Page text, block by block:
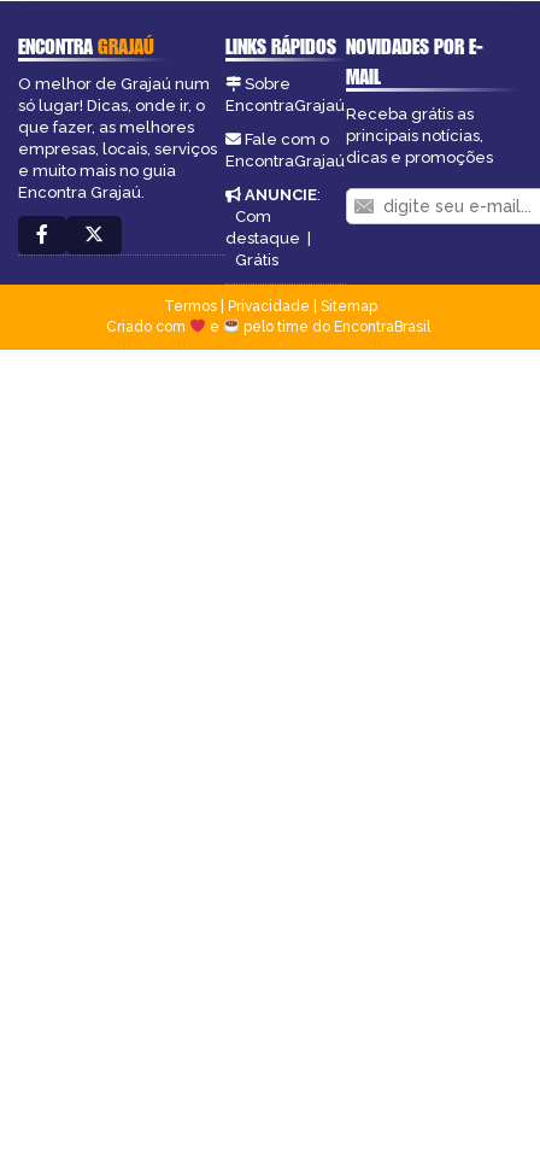
ENCONTRAGRAJAÚ
O melhor de Grajaú num
só lugar! Dicas, onde ir, o
que fazer, as melhores
empresas, locais, serviços
e muito mais no guia
Encontra Grajaú.
LINKS RÁPIDOS
Sobre
EncontraGrajaú
Fale com o
EncontraGrajaú
ANUNCIE:
Com
destaque
Grátis
NOVIDADES POR E-
MAIL
Receba grátis as
principais notícias,
dicas e promoções
Termos| Privacidade
Sitemap
Criado com
e pelo time do EncontraBrasil